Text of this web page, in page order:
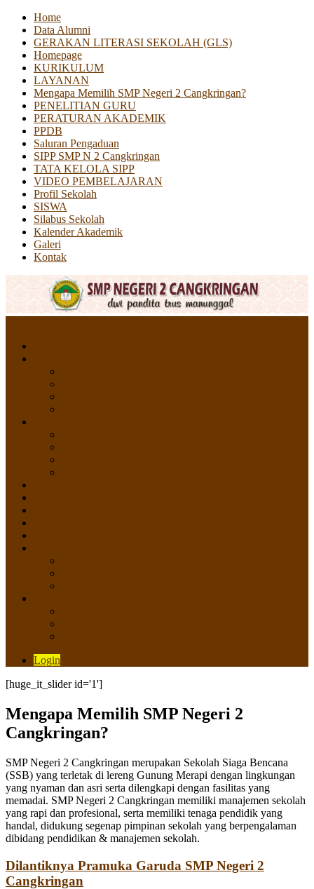
Home
Data Alumni
GERAKAN LITERASI SEKOLAH (GLS)
Homepage
KURIKULUM
LAYANAN
Mengapa Memilih SMP Negeri 2 Cangkringan?
PENELITIAN GURU
PERATURAN AKADEMIK
PPDB
Saluran Pengaduan
SIPP SMP N 2 Cangkringan
TATA KELOLA SIPP
VIDEO PEMBELAJARAN
Profil Sekolah
SISWA
Silabus Sekolah
Kalender Akademik
Galeri
Kontak
Login
[huge_it_slider id='1']
Mengapa Memilih SMP Negeri 2
Cangkringan?
SMP Negeri 2 Cangkringan merupakan Sekolah Siaga Bencana
(SSB) yang terletak di lereng Gunung Merapi dengan lingkungan
yang nyaman dan asri serta dilengkapi dengan fasilitas yang
memadai. SMP Negeri 2 Cangkringan memiliki manajemen sekolah
yang rapi dan profesional, serta memiliki tenaga pendidik yang
handal, didukung segenap pimpinan sekolah yang berpengalaman
dibidang pendidikan & manajemen sekolah.
Dilantiknya Pramuka Garuda SMP Negeri 2
Cangkringan